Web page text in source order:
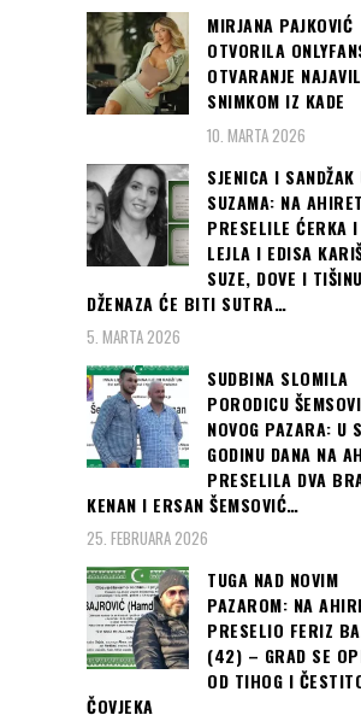
MIRJANA PAJKOVIĆ
OTVORILA
OTVARANJE
SNIMKOM IZ KADE
10. MARTA 2026
SJENICA I SANDŽAK
SUZAMA: NA AHIRET
PRESELILE ĆERKA
LEJLA I EDISA
SUZE, DOVE I TIŠINU
DŽENAZA ĆE BITI SUTRA…
5. MARTA 2026
SUDBINA SLOMILA
PORODICU
NOVOG PAZARA: U
GODINU DANA NA
PRESELILA DVA
KENAN I ERSAN ŠEMSOVIĆ…
25. FEBRUARA 2026
TUGA NAD NOVIM
PAZAROM: NA
PRESELIO FERIZ
(42) – GRAD SE
OD TIHOG I
ČOVJEKA